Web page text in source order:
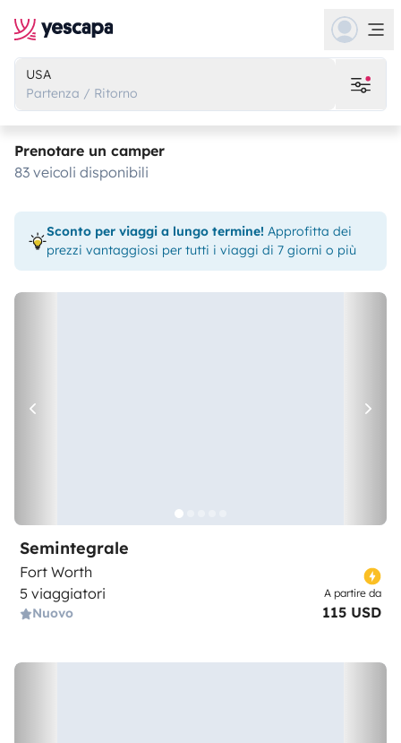
USA
Partenza / Ritorno
Prenotare un camper
83 veicoli disponibili
Sconto per viaggi a lungo termine! Approfitta dei
prezzi vantaggiosi per tutti i viaggi di 7 giorni o più
Semintegrale
Fort Worth
5 viaggiatori
Nuovo
A partire da
115 USD